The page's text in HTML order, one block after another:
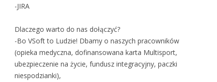
-JIRA
Dlaczego warto do nas dołączyć?
-Bo VSoft to Ludzie! Dbamy o naszych pracowników
(opieka medyczna, dofinansowana karta Multisport,
ubezpieczenie na życie, fundusz integracyjny, paczki
niespodzianki),